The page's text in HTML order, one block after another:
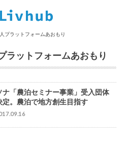
プラットフォームあおもり
ラットフォームあおもり
ナ「農泊セミナー事業」受入団体
定。農泊で地方創生目指す